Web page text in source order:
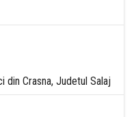
din Crasna, Judetul Salaj